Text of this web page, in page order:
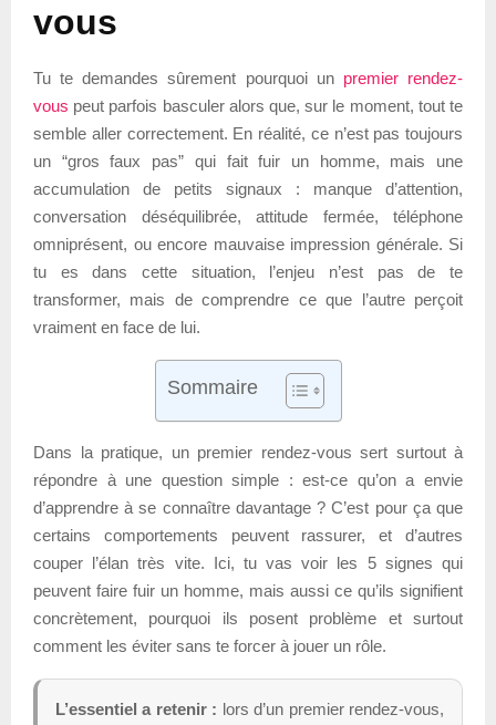
vous
Tu te demandes sûrement pourquoi un premier rendez-
vous peut parfois basculer alors que, sur le moment, tout te
semble aller correctement. En réalité, ce n’est pas toujours
un “gros faux pas” qui fait fuir un homme, mais une
accumulation de petits signaux : manque d’attention,
conversation déséquilibrée, attitude fermée, téléphone
omniprésent, ou encore mauvaise impression générale. Si
tu es dans cette situation, l’enjeu n’est pas de te
transformer, mais de comprendre ce que l’autre perçoit
vraiment en face de lui.
Sommaire
Dans la pratique, un premier rendez-vous sert surtout à
répondre à une question simple : est-ce qu’on a envie
d’apprendre à se connaître davantage ? C’est pour ça que
certains comportements peuvent rassurer, et d’autres
couper l’élan très vite. Ici, tu vas voir les 5 signes qui
peuvent faire fuir un homme, mais aussi ce qu’ils signifient
concrètement, pourquoi ils posent problème et surtout
comment les éviter sans te forcer à jouer un rôle.
L’essentiel a retenir : lors d’un premier rendez-vous,